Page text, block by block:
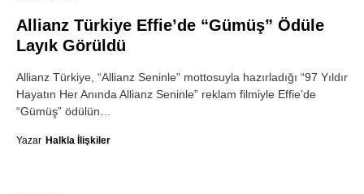
Allianz Türkiye Effie’de “Gümüş” Ödüle
Layık Görüldü
Allianz Türkiye, “Allianz Seninle” mottosuyla hazırladığı “97 Yıldır
Hayatın Her Anında Allianz Seninle” reklam filmiyle Effie’de
“Gümüş” ödülün…
Yazar Halkla İlişkiler